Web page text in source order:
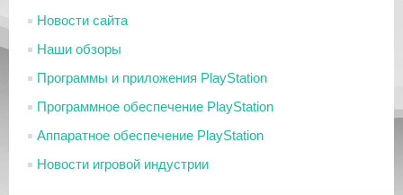
Новости сайта
Наши обзоры
Программы и приложения PlayStation
Программное обеспечение PlayStation
Аппаратное обеспечение PlayStation
Новости игровой индустрии